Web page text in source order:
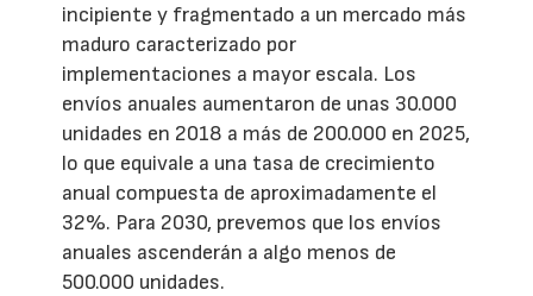
incipiente y fragmentado a un mercado más
maduro caracterizado por
implementaciones a mayor escala. Los
envíos anuales aumentaron de unas 30.000
unidades en 2018 a más de 200.000 en 2025,
lo que equivale a una tasa de crecimiento
anual compuesta de aproximadamente el
32%. Para 2030, prevemos que los envíos
anuales ascenderán a algo menos de
500.000 unidades.